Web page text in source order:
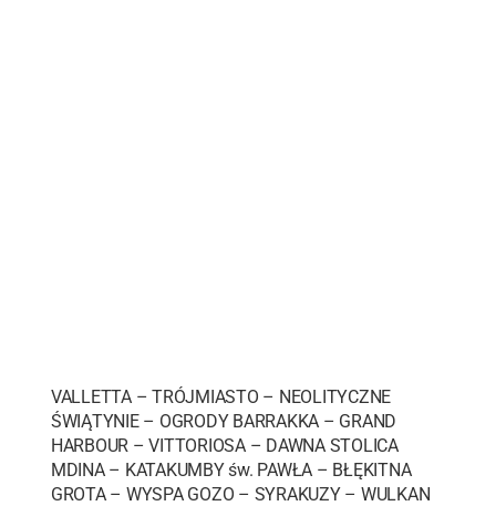
VALLETTA – TRÓJMIASTO – NEOLITYCZNE
ŚWIĄTYNIE – OGRODY BARRAKKA – GRAND
HARBOUR – VITTORIOSA – DAWNA STOLICA
MDINA – KATAKUMBY św. PAWŁA – BŁĘKITNA
GROTA – WYSPA GOZO – SYRAKUZY – WULKAN